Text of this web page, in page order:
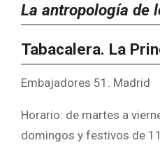
La antropología de
Tabacalera. La
Embajadores 51. Madrid
Horario: de martes a
domingos y festivos de